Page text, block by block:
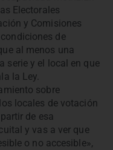
Electorales
y Comisiones
de
al menos una
serie y el local en que
la Ley.
sobre
locales de votación
de esa
y vas a ver que
o no accesible»,